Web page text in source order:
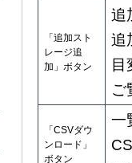
「追加スト
レージ追
加」ボタン
追
追
ご
「CSVダウ
ンロード」
ボタン
一